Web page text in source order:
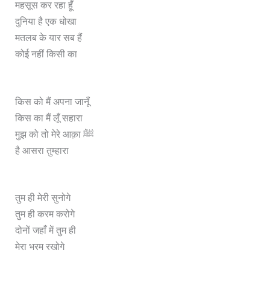
महसूस कर रहा हूँ
दुनिया है एक धोखा
मतलब के यार सब हैं
कोई नहीं किसी का
किस को मैं अपना जानूँ
किस का मैं लूँ सहारा
मुझ को तो मेरे आक़ा ﷺ
है आसरा तुम्हारा
तुम ही मेरी सुनोगे
तुम ही करम करोगे
दोनों जहाँ में तुम ही
मेरा भरम रखोगे